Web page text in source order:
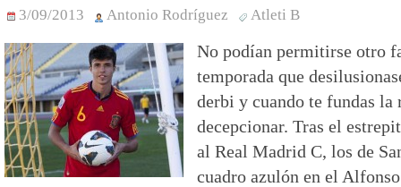
3/09/2013 Antonio Rodríguez Atleti B
No podían permitirse otro
temporada que
derbi y cuando te fundas la
decepcionar. Tras el
al Real Madrid C, los de
cuadro azulón en el